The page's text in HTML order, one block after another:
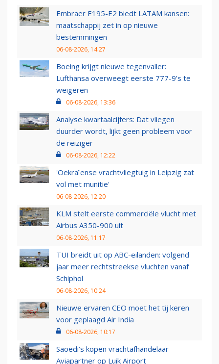
Embraer E195-E2 biedt LATAM kansen:
maatschappij zet in op nieuwe
bestemmingen
06-08-2026, 14:27
Boeing krijgt nieuwe tegenvaller:
Lufthansa overweegt eerste 777-9’s te
weigeren
06-08-2026, 13:36
Analyse kwartaalcijfers: Dat vliegen
duurder wordt, lijkt geen probleem voor
de reiziger
06-08-2026, 12:22
'Oekraïense vrachtvliegtuig in Leipzig zat
vol met munitie'
06-08-2026, 12:20
KLM stelt eerste commerciële vlucht met
Airbus A350-900 uit
06-08-2026, 11:17
TUI breidt uit op ABC-eilanden: volgend
jaar meer rechtstreekse vluchten vanaf
Schiphol
06-08-2026, 10:24
Nieuwe ervaren CEO moet het tij keren
voor geplaagd Air India
06-08-2026, 10:17
Saoedi’s kopen vrachtafhandelaar
Aviapartner op Luik Airport